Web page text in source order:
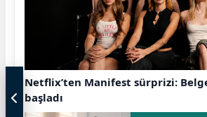
Netflix’ten Manifest sürprizi:
başladı